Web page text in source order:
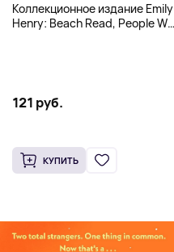
Коллекционное издание Emily
Henry: Beach Read, People We
121 руб.
КУПИТЬ